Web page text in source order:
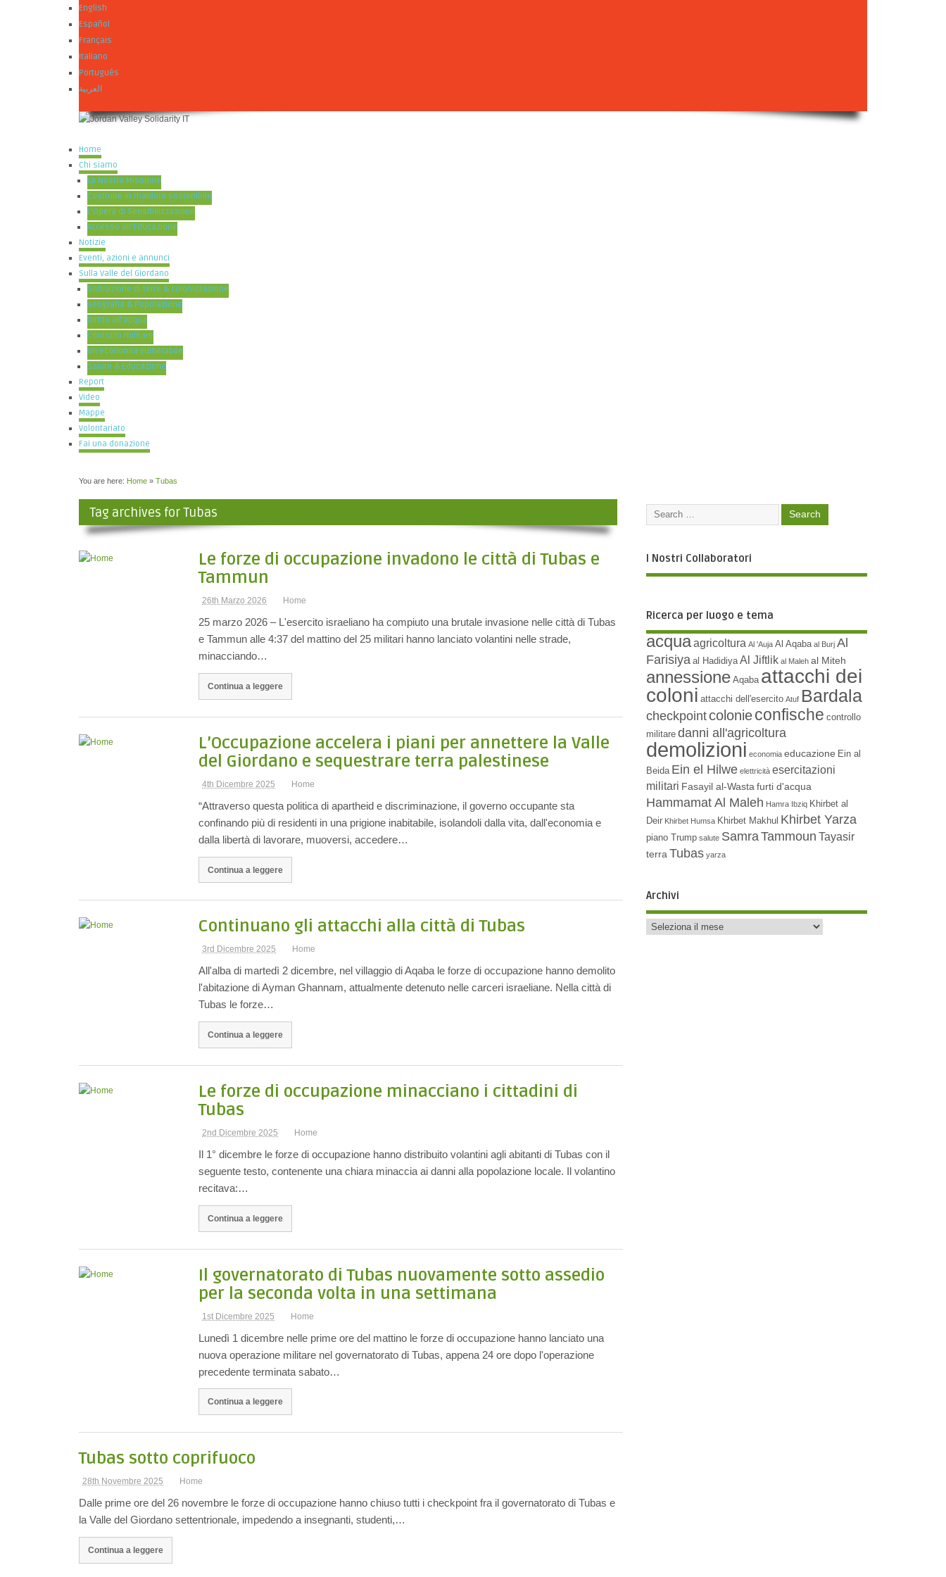
English
Español
Français
Italiano
Português
العربية
Home
Chi siamo
La Nostra Missione
Costruire in maniera sostenibile
L’Opera di Sensibilizzazione
Accesso all’Educazione
Notizie
Eventi, azioni e annunci
Sulla Valle del Giordano
Sottrazione di terre & colonizzazione
Geografia & Popolazione
Diritto all’acqua
Controllo militare
Un’economia vulnerabile
Salute & Educazione
Report
Video
Mappe
Volontariato
Fai una donazione
You are here: Home » Tubas
Tag archives for Tubas
Le forze di occupazione invadono le città di Tubas e
Tammun
26th Marzo 2026 Home
25 marzo 2026 – L'esercito israeliano ha compiuto una brutale invasione nelle città di Tubas
e Tammun alle 4:37 del mattino del 25 militari hanno lanciato volantini nelle strade,
minacciando…
Continua a leggere
L’Occupazione accelera i piani per annettere la Valle
del Giordano e sequestrare terra palestinese
4th Dicembre 2025 Home
“Attraverso questa politica di apartheid e discriminazione, il governo occupante sta
confinando più di residenti in una prigione inabitabile, isolandoli dalla vita, dall'economia e
dalla libertà di lavorare, muoversi, accedere…
Continua a leggere
Continuano gli attacchi alla città di Tubas
3rd Dicembre 2025 Home
All'alba di martedì 2 dicembre, nel villaggio di Aqaba le forze di occupazione hanno demolito
l'abitazione di Ayman Ghannam, attualmente detenuto nelle carceri israeliane. Nella città di
Tubas le forze…
Continua a leggere
Le forze di occupazione minacciano i cittadini di
Tubas
2nd Dicembre 2025 Home
Il 1° dicembre le forze di occupazione hanno distribuito volantini agli abitanti di Tubas con il
seguente testo, contenente una chiara minaccia ai danni alla popolazione locale. Il volantino
recitava:…
Continua a leggere
Il governatorato di Tubas nuovamente sotto assedio
per la seconda volta in una settimana
1st Dicembre 2025 Home
Lunedì 1 dicembre nelle prime ore del mattino le forze di occupazione hanno lanciato una
nuova operazione militare nel governatorato di Tubas, appena 24 ore dopo l'operazione
precedente terminata sabato…
Continua a leggere
Tubas sotto coprifuoco
28th Novembre 2025 Home
Dalle prime ore del 26 novembre le forze di occupazione hanno chiuso tutti i checkpoint fra il governatorato di Tubas e
la Valle del Giordano settentrionale, impedendo a insegnanti, studenti,…
Continua a leggere
I Nostri Collaboratori
Ricerca per luogo e tema
acquaagricoltura Al 'Auja Al Aqaba al Burj Al
Farisiya al Hadidiya Al Jiftlik al Maleh al Miteh
annessione Aqaba attacchi dei
coloni attacchi dell'esercito Atuf Bardala
checkpointcolonieconfische controllo
militare danni all'agricoltura
demolizioni economia educazione Ein al
Beida Ein el Hilwe elettricità esercitazioni
militari Fasayil al-Wasta furti d'acqua
Hammamat Al Maleh Hamra Ibziq Khirbet al
Deir Khirbet Humsa Khirbet Makhul Khirbet Yarza
piano Trump salute Samra Tammoun Tayasir
terra Tubas yarza
Archivi